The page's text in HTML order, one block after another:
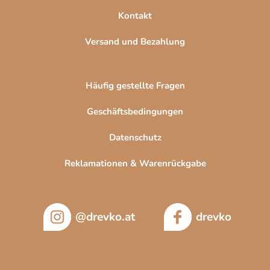
s
e
Kontakt
Versand und Bezahlung
Häufig gestellte Fragen
Geschäftsbedingungen
Datenschutz
Reklamationen & Warenrückgabe
@drevko.at drevko